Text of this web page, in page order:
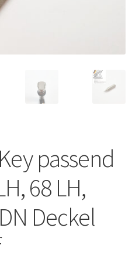
passend
68 LH,
Deckel